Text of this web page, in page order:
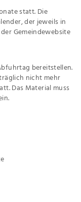
statt. Die
der jeweils in
Gemeindewebsite
bereitstellen.
nicht mehr
Das Material muss